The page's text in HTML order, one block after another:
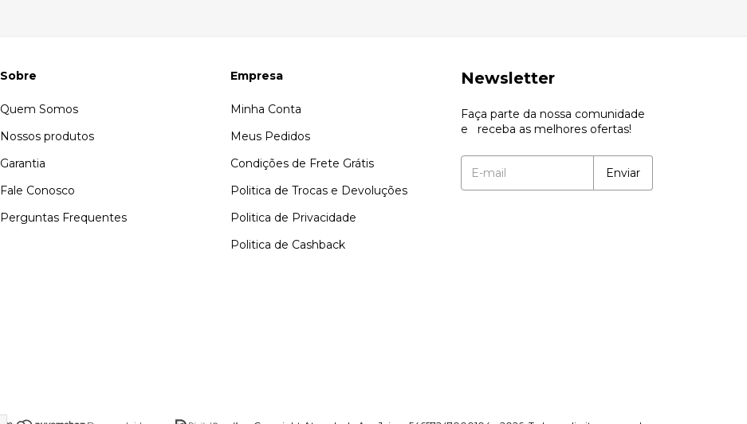
Sobre
Quem Somos
Nossos produtos
Garantia
Fale Conosco
Perguntas Frequentes
Empresa
Minha Conta
Meus Pedidos
Condições de Frete Grátis
Politica de Trocas e Devoluções
Politica de Privacidade
Politica de Cashback
Newsletter
Faça parte da nossa comunidade
e receba as melhores ofertas!